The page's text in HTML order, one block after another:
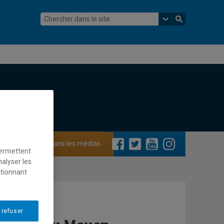
Dans les médias
les
refuser